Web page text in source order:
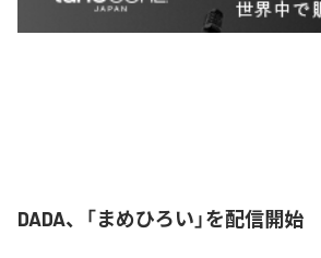
DADA、「まめひろい」を配信開始